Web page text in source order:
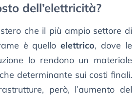
dell’elettricità?
che il più ampio settore di
è quelloelettrico, dove le
lo rendono un materiale
determinante sui costi finali.
però, l’aumento del